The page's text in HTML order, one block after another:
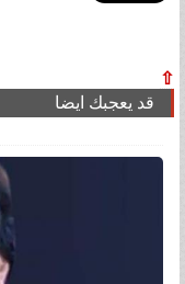
⇧
قد يعجبك ايضا